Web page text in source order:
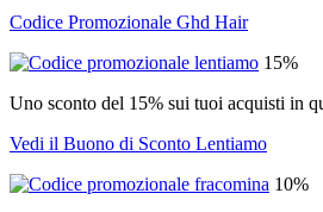
Codice Promozionale Ghd Hair
15%
Uno sconto del 15% sui tuoi acquisti in
Vedi il Buono di Sconto Lentiamo
10%